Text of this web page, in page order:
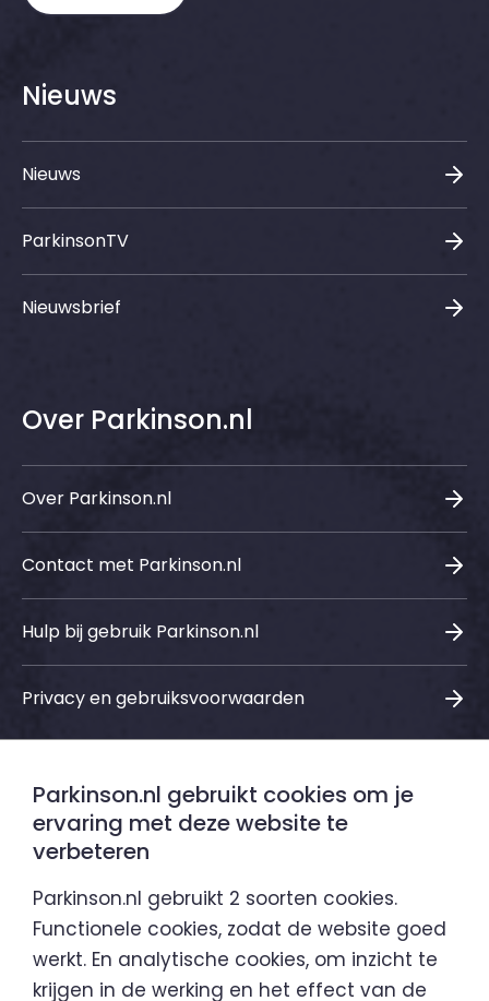
Nieuws
Nieuws
ParkinsonTV
Nieuwsbrief
Over Parkinson.nl
Over Parkinson.nl
Contact met Parkinson.nl
Hulp bij gebruik Parkinson.nl
Privacy en gebruiksvoorwaarden
Sociale media
Parkinson.nl is een initiatief van
Parkinson.nl gebruikt cookies om je
ervaring met deze website te
verbeteren
Parkinson.nl gebruikt 2 soorten cookies.
Functionele cookies, zodat de website goed
werkt. En analytische cookies, om inzicht te
krijgen in de werking en het effect van de